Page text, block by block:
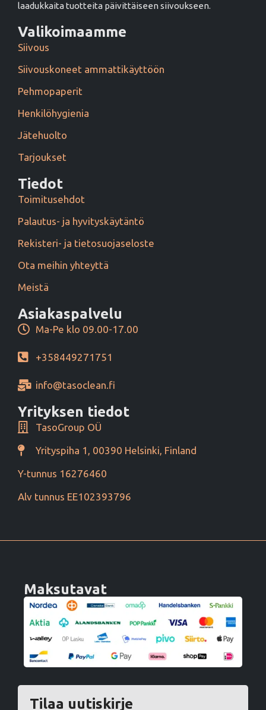
laadukkaita tuotteita päivittäiseen siivoukseen.
Valikoimaamme
Siivous
Siivouskoneet ammattikäyttöön
Pehmopaperit
Henkilöhygienia
Jätehuolto
Tarjoukset
Tiedot
Toimitusehdot
Palautus- ja hyvityskäytäntö
Rekisteri- ja tietosuojaseloste
Ota meihin yhteyttä
Meistä
Asiakaspalvelu
Ma-Pe klo 09.00-17.00
+358449271751
info@tasoclean.fi
Yrityksen tiedot
TasoGroup OÜ
Yrityspiha 1, 00390 Helsinki, Finland
Y-tunnus 16276460
Alv tunnus EE102393796
Maksutavat
Tilaa uutiskirje